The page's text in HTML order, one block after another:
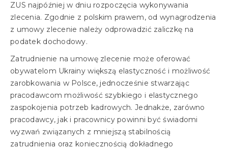
ZUS najpóźniej w dniu rozpoczęcia wykonywania
zlecenia. Zgodnie z polskim prawem, od wynagrodzenia
z umowy zlecenie należy odprowadzić zaliczkę na
podatek dochodowy.
Zatrudnienie na umowę zlecenie może oferować
obywatelom Ukrainy większą elastyczność i możliwość
zarobkowania w Polsce, jednocześnie stwarzając
pracodawcom możliwość szybkiego i elastycznego
zaspokojenia potrzeb kadrowych. Jednakże, zarówno
pracodawcy, jak i pracownicy powinni być świadomi
wyzwań związanych z mniejszą stabilnością
zatrudnienia oraz koniecznością dokładnego